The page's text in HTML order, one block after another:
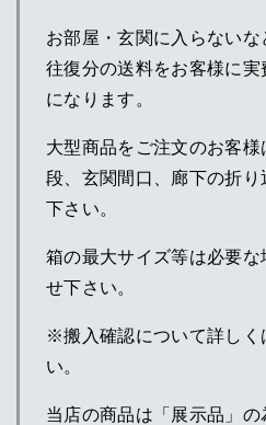
お部屋・玄関に入らないな
往復分の送料をお客様に
になります。
大型商品をご注文のお客
段、玄関間口、廊下の折
下さい。
箱の最大サイズ等は必要
せ下さい。
※搬入確認について詳しく
い。
当店の商品は「展示品」